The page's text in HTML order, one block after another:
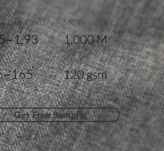
Yard) MOQ
1,000 M
GSM
120 gsm
Get Free Sample